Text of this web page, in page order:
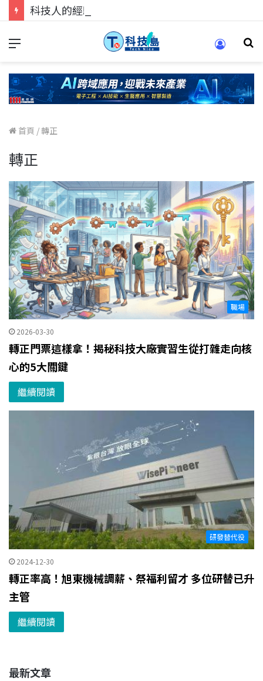
首頁 /轉正
轉正
職場
2026-03-30
轉正門票這樣拿！揭秘科技大廠實習生從打雜走向核
心的5大關鍵
繼續閱讀
研發替代役
2024-12-30
轉正率高！旭東機械調薪、祭福利留才 多位研替已升
主管
繼續閱讀
最新文章